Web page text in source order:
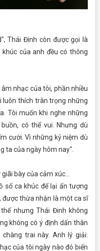
Thái Đinh còn được gọi là
của anh đều có thông
nhạc của tôi, phần nhiều
luôn thích trân trọng những
Tôi muốn khi nghe những
có thể vui. Nhưng dù
cười. Vì những kỷ niệm dù
ta của ngày hôm nay".
bày của cảm xúc...
số ca khúc để lại ấn tượng
thừa nhận là một ca sĩ
nhưng Thái Đinh không
không có ý định dấn thân
trai này. Anh lý giải:
của tôi ngày nào đó biến